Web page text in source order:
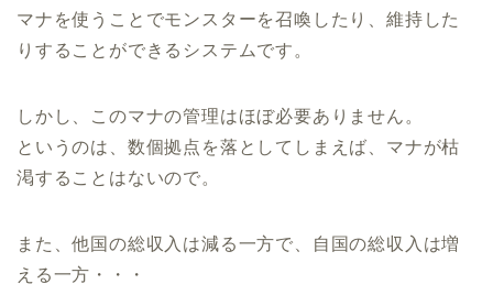
マナを使うことでモンスターを召喚したり、維持した
りすることができるシステムです。
しかし、このマナの管理はほぼ必要ありません。
というのは、数個拠点を落としてしまえば、マナが枯
渇することはないので。
また、他国の総収入は減る一方で、自国の総収入は増
える一方・・・